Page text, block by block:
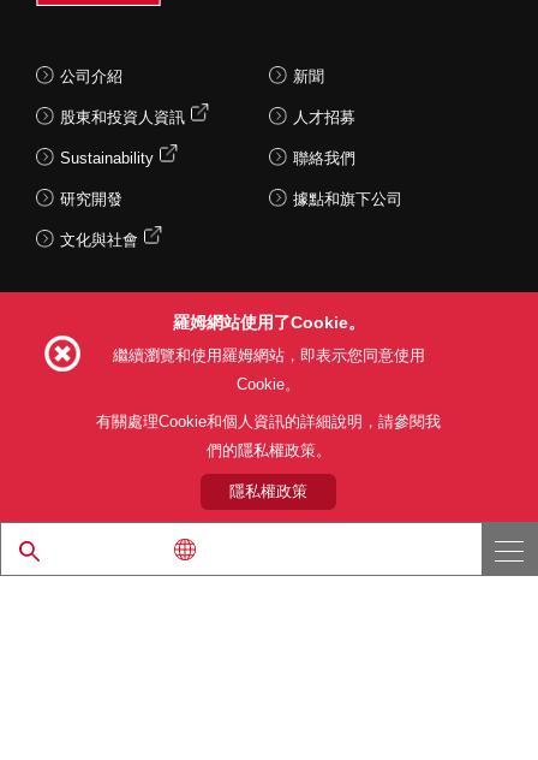
公司介紹
股東和投資人資訊
Sustainability
研究開發
文化與社會
新聞
人才招募
聯絡我們
據點和旗下公司
利用目的 隱私權政策
關於本公司產品銷售之標準條款(PDF)
© 1997 - 2026 ROHM CO., LTD. ALL RIGHTS RESERVED.
羅姆網站使用了Cookie。
繼續瀏覽和使用羅姆網站，即表示您同意使用
Cookie。
有關處理Cookie和個人資訊的詳細說明，請參閱我
們的隱私權政策。
隱私權政策